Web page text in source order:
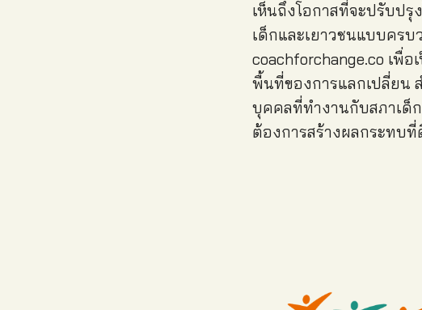
เห็นถึงโอกาสที่จะปรับปรุ
เด็กและเยาวชนแบบคร
coachforchange.co เพื่
พื้นที่ของการแลกเปลี่ยน
บุคคลที่ทำงานกับสภาเด็
ต้องการสร้างผลกระทบ